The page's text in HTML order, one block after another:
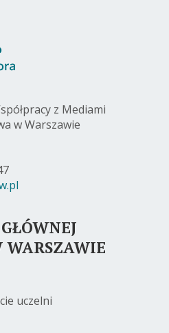
z Mediami
w Warszawie
WARSZAWIE
uczelni